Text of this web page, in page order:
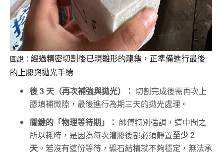
圖說： 經過精密切割後已現雛形的龍龜，正準備進行最後
的上膠與拋光手續
後 3 天（再次補強與拋光）： 切割完成後需再次上
膠填補微隙，最後進行為期三天的拋光處理。
關鍵的「物理等待期」： 師傅特別強調，這中間之
所以耗時，是因為每次灌膠後都必須靜置至少 2
天 。若沒有這份等待，礦石結構就不夠穩定，無法承